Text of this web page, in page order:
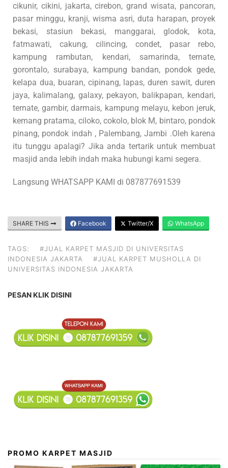
cikunir, cikini, jakarta, cirebon, grand wisata, pancoran,
pasar minggu, kranji, wisma asri, duta harapan, proyek
bekasi, stasiun bekasi, manggarai, glodok, kota,
fatmawati, cakung, cilincing, condet, pasar rebo,
kampung rambutan, kendari, samarinda, ternate,
gorontalo, surabaya, kampung bandan, pondok gede,
kelapa dua, buaran, cipinang, lapas, duren sawit, duren
jaya, kalimalang, galaxy, pekayon, balikpapan, kendari,
ternate, gambir, darmais, kampung melayu, kebon jeruk,
kemang pratama, ciloko, cokolo, blok M, bintaro, pondok
pinang, pondok indah , Palembang, Jambi .Oleh karena
itu tunggu apalagi? Jika anda tertarik untuk membuat
masjid anda lebih indah maka hubungi kami segera.
Langsung WHATSAPP KAMI di 087877691539
SHARE THIS Facebook Twitter/X WhatsApp
TAGS:
#JUAL KARPET MASJID DI UNIVERSITAS
INDONESIA JAKARTA
#JUAL KARPET MUSHOLLA DI
UNIVERSITAS INDONESIA JAKARTA
PESAN KLIK DISINI
PROMO KARPET MASJID